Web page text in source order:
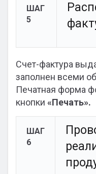
ШАГ
5
Счет-фактура
заполнен всеми
Печатная форма
кнопки «Печать».
ШАГ
6